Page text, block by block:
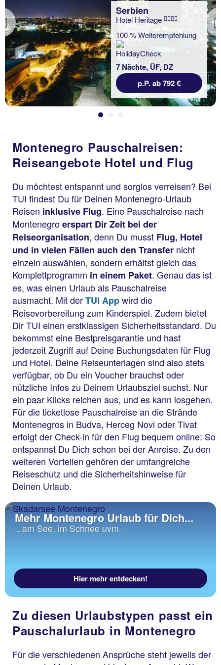
Previous
Serbien
Hotel Heritage
100 % Weiterempfehlung
7 Nächte, ÜF, DZ
p.P. ab 792 €
Montenegro Pauschalreisen:
Reiseangebote Hotel und Flug
Du möchtest entspannt und sorglos verreisen? Bei
TUI findest Du für Deinen Montenegro-Urlaub
Reisen inklusive Flug. Eine Pauschalreise nach
Montenegroerspart Dir Zeit bei der
Reiseorganisation, denn Du musst Flug, Hotel
und in vielen Fällen auch den Transfer nicht
einzeln auswählen, sondern erhältst gleich das
Komplettprogramm in einem Paket. Genau das ist
es, was einen Urlaub als Pauschalreise
ausmacht. Mit derTUI Appwird die
Reisevorbereitung zum Kinderspiel. Zudem bietet
Dir TUI einen erstklassigen Sicherheitsstandard. Du
bekommst eine Bestpreisgarantie und hast
jederzeit Zugriff auf Deine Buchungsdaten für Flug
und Hotel. Deine Reiseunterlagen sind also stets
verfügbar, ob Du ein Voucher brauchst oder
nützliche Infos zu Deinem Urlaubsziel suchst. Nur
ein paar Klicks reichen aus, und es kann losgehen.
Für die ticketlose Pauschalreise an die Strände
Montenegros in Budva, Herceg Novi oder Tivat
erfolgt der Check-in für den Flug bequem online: So
entspannst Du Dich schon bei der Anreise. Zu den
weiteren Vorteilen gehören der umfangreiche
Reiseschutz und die Sicherheitshinweise für
Deinen Urlaub.
Mehr Montenegro Urlaub für Dich...
...am See, im Schnee uvm.
Hier mehr entdecken!
Zu diesen Urlaubstypen passt ein
Pauschalurlaub in Montenegro
Für die verschiedenen Ansprüche steht jeweils der